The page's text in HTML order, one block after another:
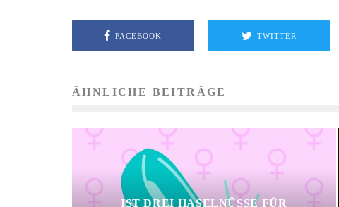
FACEBOOK TWITTER
ÄHNLICHE BEITRÄGE
IST DREI HASELNÜSSE FÜR